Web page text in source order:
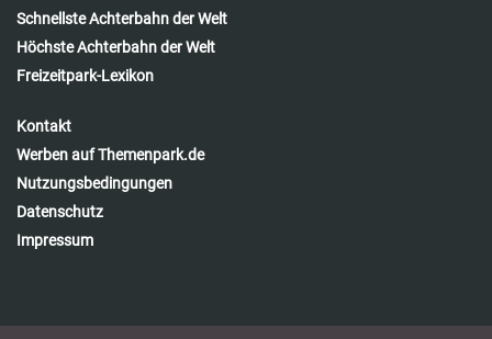
Schnellste Achterbahn der Welt
Höchste Achterbahn der Welt
Freizeitpark-Lexikon
Kontakt
Werben auf Themenpark.de
Nutzungsbedingungen
Datenschutz
Impressum